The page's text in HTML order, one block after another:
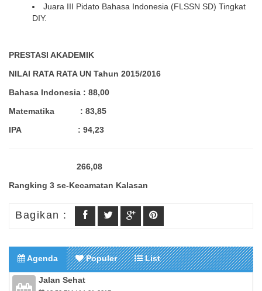
Juara III Pidato Bahasa Indonesia (FLSSN SD) Tingkat
DIY.
PRESTASI AKADEMIK
NILAI RATA RATA UN Tahun 2015/2016
Bahasa Indonesia : 88,00
Matematika : 83,85
IPA : 94,23
266,08
Rangking 3 se-Kecamatan Kalasan
Bagikan :
Agenda Populer List
Jalan Sehat